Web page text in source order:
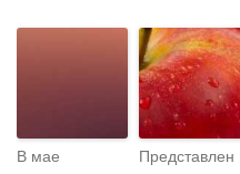
В мае
Представлен